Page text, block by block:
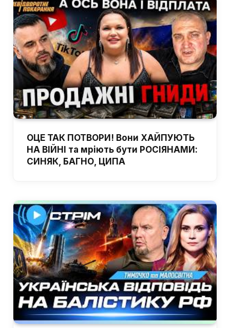
ОЦЕ ТАК ПОТВОРИ! Вони ХАЙПУЮТЬ
НА ВІЙНІ та мріють бути РОСІЯНАМИ:
СИНЯК, БАГНО, ЦИПА